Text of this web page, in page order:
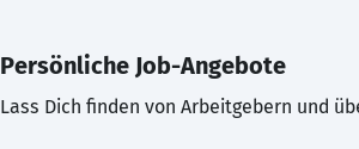
Persönliche Job-Angebote
Lass Dich finden von Arbeitgebern und